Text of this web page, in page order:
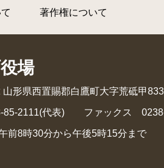
著作権について
場
山形県西置賜郡白鷹町大字荒砥甲
85-2111(代表) ファックス
前8時30分から午後5時15分まで